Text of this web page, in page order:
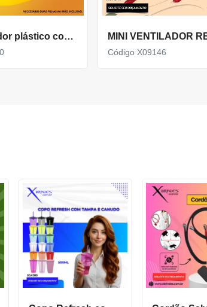
Mini ventilador plástico com botão de acionamento X05040
Código X09146